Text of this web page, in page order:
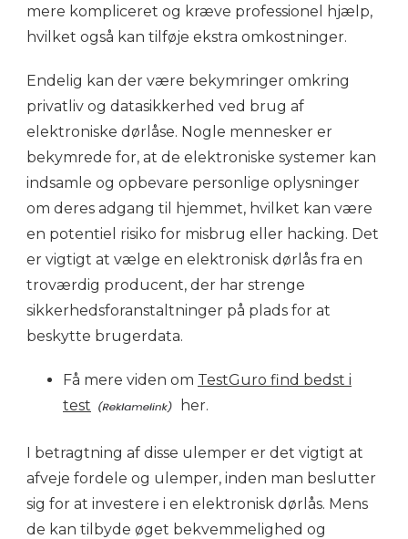
mere kompliceret og kræve professionel hjælp,
hvilket også kan tilføje ekstra omkostninger.
Endelig kan der være bekymringer omkring
privatliv og datasikkerhed ved brug af
elektroniske dørlåse. Nogle mennesker er
bekymrede for, at de elektroniske systemer kan
indsamle og opbevare personlige oplysninger
om deres adgang til hjemmet, hvilket kan være
en potentiel risiko for misbrug eller hacking. Det
er vigtigt at vælge en elektronisk dørlås fra en
troværdig producent, der har strenge
sikkerhedsforanstaltninger på plads for at
beskytte brugerdata.
Få mere viden om TestGuro find bedst i
test
her.
I betragtning af disse ulemper er det vigtigt at
afveje fordele og ulemper, inden man beslutter
sig for at investere i en elektronisk dørlås. Mens
de kan tilbyde øget bekvemmelighed og